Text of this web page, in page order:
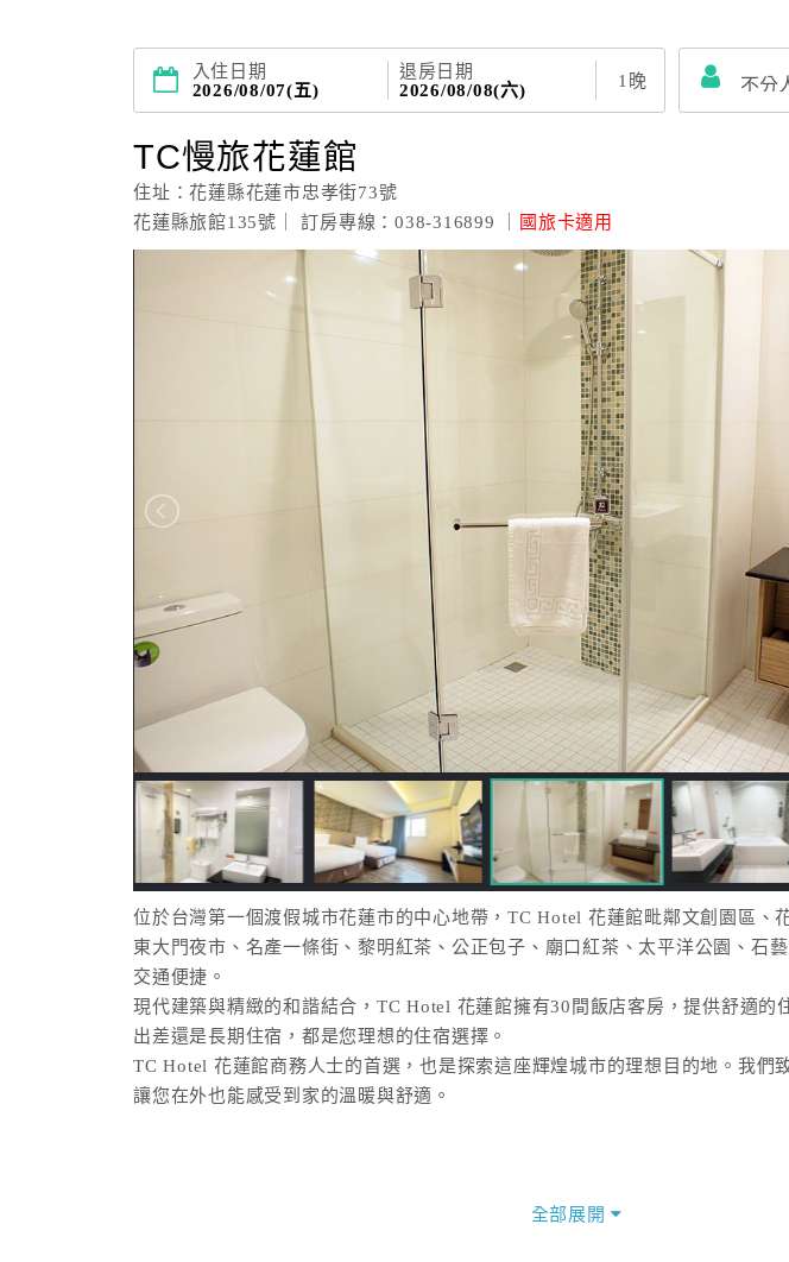
入住日期
2026/08/07(五)
退房日期
2026/08/08(六)
1 晚
TC慢旅花蓮館
住址：花蓮縣花蓮市忠孝街73號
花蓮縣旅館135號｜ 訂房專線：038-316899 ｜
國旅卡適用
位於台灣第一個渡假城市花蓮市的中心地帶，TC Hotel 花蓮館毗鄰文創園區、
東大門夜市、名產一條街、黎明紅茶、公正包子、廟口紅茶、太平洋公園、石
交通便捷。
現代建築與精緻的和諧結合，TC Hotel 花蓮館擁有30間飯店客房，提供舒適的
出差還是長期住宿，都是您理想的住宿選擇。
TC Hotel 花蓮館商務人士的首選，也是探索這座輝煌城市的理想目的地。我們
讓您在外也能感受到家的溫暖與舒適。
全部展開